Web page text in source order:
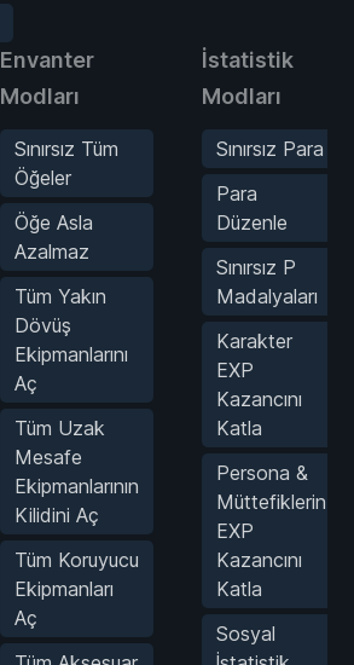
Envanter
Modları
Sınırsız Tüm
Öğeler
Öğe Asla
Azalmaz
Tüm Yakın
Dövüş
Ekipmanlarını
Aç
Tüm Uzak
Mesafe
Ekipmanlarının
Kilidini Aç
Tüm Koruyucu
Ekipmanları
Aç
İstatistik
Modları
Sınırsız Para
Para
Düzenle
Sınırsız P
Madalyaları
Karakter
EXP
Kazancını
Katla
Persona &
Müttefiklerin
EXP
Kazancını
Katla
Sosyal